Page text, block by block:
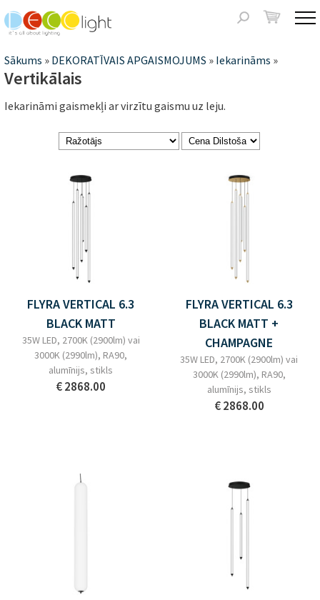
Meklēšanas
Jūs
atrodaties
šeit
Sākums » DEKORATĪVAIS APGAISMOJUMS » Iekarināms »
Vertikālais
Iekarināmi gaismekļi ar virzītu gaismu uz leju.
FLYRA VERTICAL 6.3
BLACK MATT
35W LED, 2700K (2900lm) vai
3000K (2990lm), RA90,
alumīnijs, stikls
€ 2868.00
FLYRA VERTICAL 6.3
BLACK MATT +
CHAMPAGNE
35W LED, 2700K (2900lm) vai
3000K (2990lm), RA90,
alumīnijs, stikls
€ 2868.00